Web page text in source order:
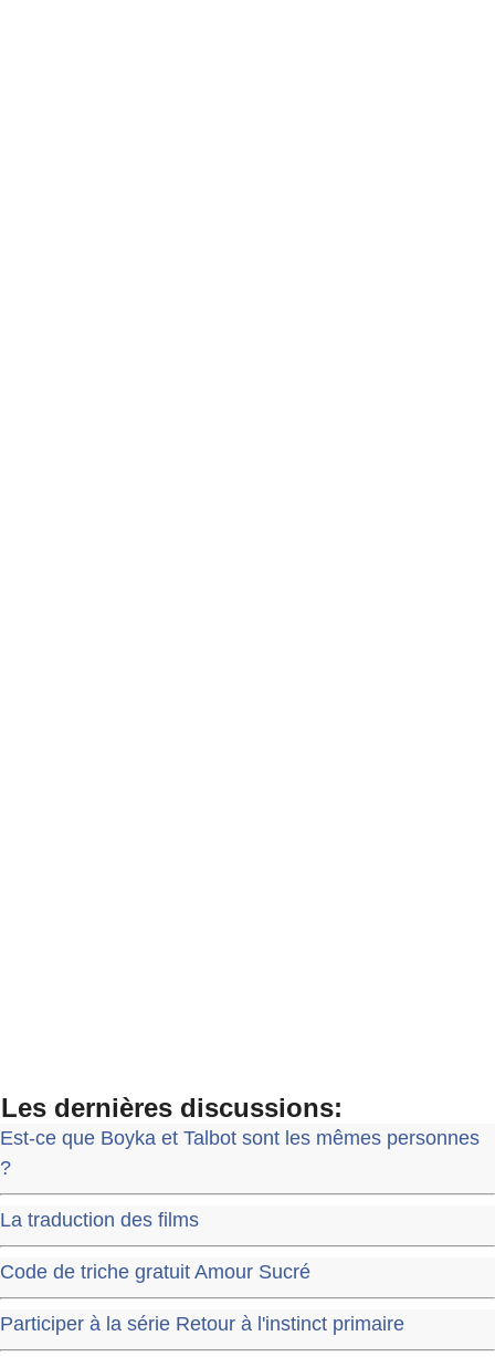
Les dernières discussions:
Est-ce que Boyka et Talbot sont les mêmes personnes
?
La traduction des films
Code de triche gratuit Amour Sucré
Participer à la série Retour à l'instinct primaire